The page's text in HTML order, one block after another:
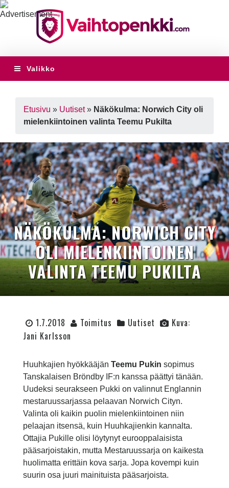
Valikko
Etusivu » Uutiset» Näkökulma: Norwich City oli
mielenkiintoinen valinta Teemu Pukilta
NÄKÖKULMA: NORWICH CITY
OLI MIELENKIINTOINEN
VALINTA TEEMU PUKILTA
1.7.2018 Toimitus Uutiset
Kuva:
Jani Karlsson
Huuhkajien hyökkääjän Teemu Pukin sopimus
Tanskalaisen Bröndby IF:n kanssa päättyi tänään.
Uudeksi seurakseen Pukki on valinnut Englannin
mestaruussarjassa pelaavan Norwich Cityn.
Valinta oli kaikin puolin mielenkiintoinen niin
pelaajan itsensä, kuin Huuhkajienkin kannalta.
Ottajia Pukille olisi löytynyt eurooppalaisista
pääsarjoistakin, mutta Mestaruussarja on kaikesta
huolimatta erittäin kova sarja. Jopa kovempi kuin
suurin osa juuri mainituista pääsarjoista.